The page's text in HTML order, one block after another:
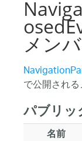
メンバ
で公開され
パブリ
名前